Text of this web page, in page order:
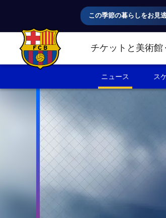
この季節の暮らしをお見
FC Barcelona club badge チケットと美術館
ニュース ス